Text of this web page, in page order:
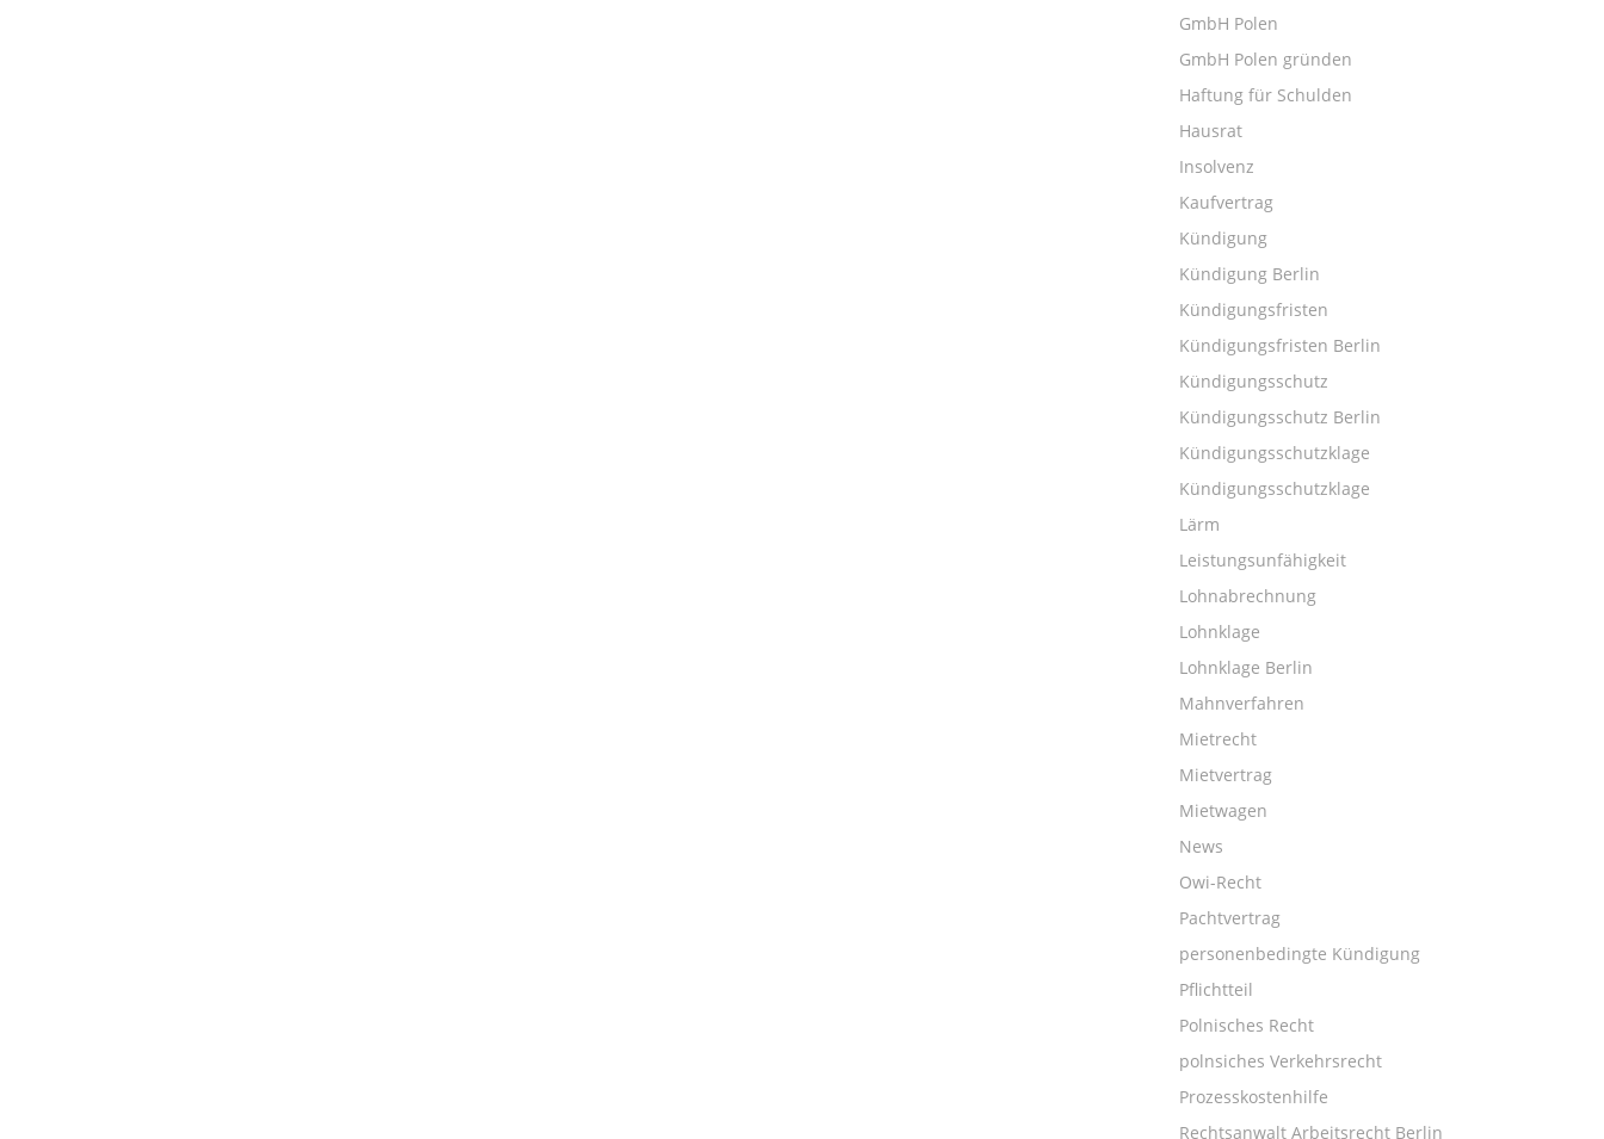
GmbH Polen
GmbH Polen gründen
Haftung für Schulden
Hausrat
Insolvenz
Kaufvertrag
Kündigung
Kündigung Berlin
Kündigungsfristen
Kündigungsfristen Berlin
Kündigungsschutz
Kündigungsschutz Berlin
Kündigungsschutzklage
Kündigungsschutzklage
Lärm
Leistungsunfähigkeit
Lohnabrechnung
Lohnklage
Lohnklage Berlin
Mahnverfahren
Mietrecht
Mietvertrag
Mietwagen
News
Owi-Recht
Pachtvertrag
personenbedingte Kündigung
Pflichtteil
Polnisches Recht
polnsiches Verkehrsrecht
Prozesskostenhilfe
Rechtsanwalt Arbeitsrecht Berlin